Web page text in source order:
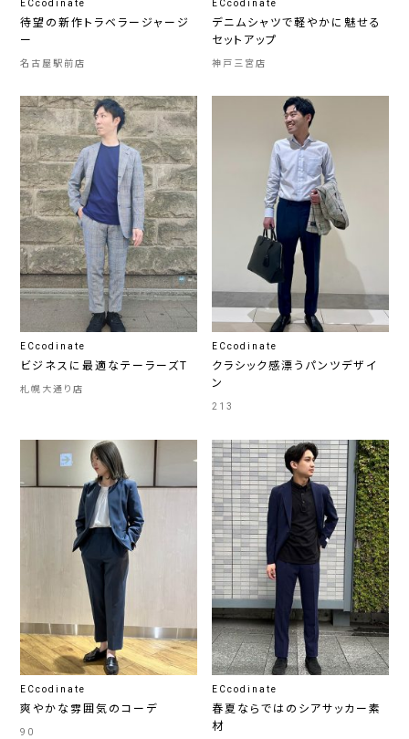
ECcodinate
待望の新作トラベラージャージ
ー
名古屋駅前店
ECcodinate
デニムシャツで軽やかに魅せる
セットアップ
神戸三宮店
ECcodinate
ビジネスに最適なテーラーズT
札幌大通り店
ECcodinate
クラシック感漂うパンツデザイ
ン
213
ECcodinate
爽やかな雰囲気のコーデ
90
ECcodinate
春夏ならではのシアサッカー素
材